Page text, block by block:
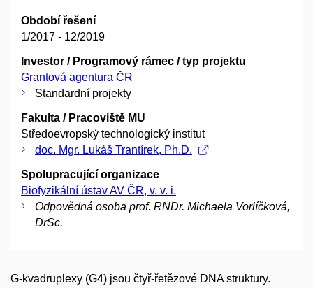
Období řešení
1/2017 - 12/2019
Investor / Programový rámec / typ projektu
Grantová agentura ČR
Standardní projekty
Fakulta / Pracoviště MU
Středoevropský technologický institut
doc. Mgr. Lukáš Trantírek, Ph.D.
Spolupracující organizace
Biofyzikální ústav AV ČR, v. v. i.
Odpovědná osoba prof. RNDr. Michaela Vorlíčková,
DrSc.
G-kvadruplexy (G4) jsou čtyř-řetězové DNA struktury.